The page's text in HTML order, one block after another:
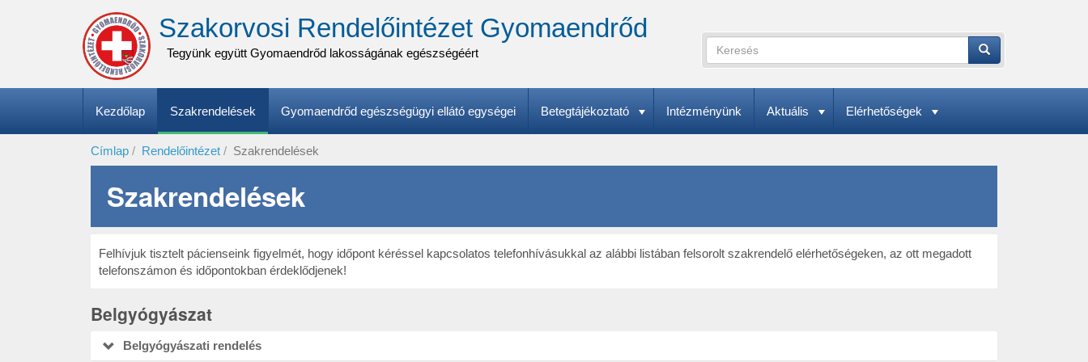
Szakorvosi Rendelőintézet Gyomaendrőd
Tegyünk együtt Gyomaendrőd lakosságának egészségéért Keresési
űrlap
(keskeny)
Keresés Keresés
A
megadása.
Fő
navigáció
Kezdőlap Szakrendelések Gyomaendrőd egészségügyi ellátó egységei Betegtájékoztató Intézményünk Aktuális Elérhetőségek
Címlap Rendelőintézet Szakrendelések
Szakrendelések
Felhívjuk tisztelt pácienseink figyelmét, hogy időpont kéréssel kapcsolatos telefonhívásukkal az alábbi listában felsorolt szakrendelő elérhetőségeken, az ott megadott
telefonszámon és időpontokban érdeklődjenek!
Belgyógyászat
Belgyógyászati rendelés